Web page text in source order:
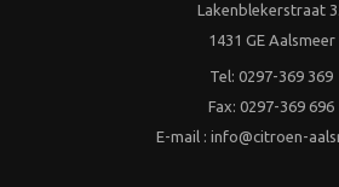
Lakenblekerstraat
1431 GE Aalsmeer
Tel: 0297-369 369
Fax: 0297-369 696
E-mail : info@citroen-